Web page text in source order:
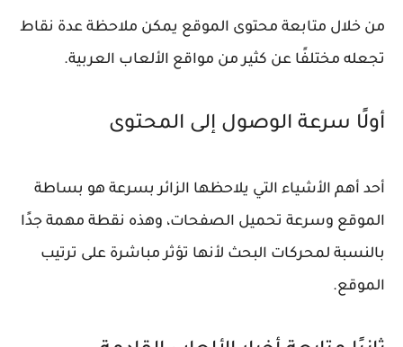
من خلال متابعة محتوى الموقع يمكن ملاحظة عدة نقاط
تجعله مختلفًا عن كثير من مواقع الألعاب العربية.
أولًا سرعة الوصول إلى المحتوى
أحد أهم الأشياء التي يلاحظها الزائر بسرعة هو بساطة
الموقع وسرعة تحميل الصفحات، وهذه نقطة مهمة جدًا
بالنسبة لمحركات البحث لأنها تؤثر مباشرة على ترتيب
الموقع.